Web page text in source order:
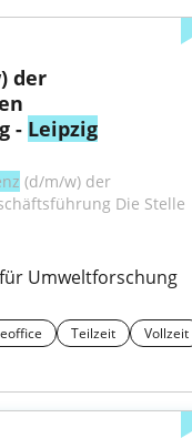
der
- Leipzig
(d/m/w) der
Die Stelle
Umweltforschung
Teilzeit Vollzeit